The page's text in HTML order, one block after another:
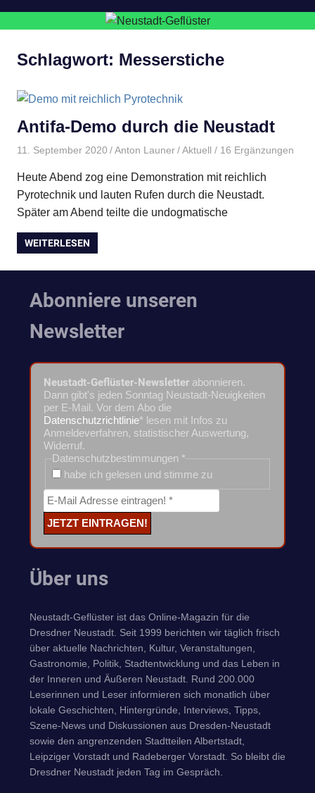
Schlagwort: Messerstiche
Antifa-Demo durch die Neustadt
11. September 2020 Anton Launer Aktuell / 16 Ergänzungen
Heute Abend zog eine Demonstration mit reichlich
Pyrotechnik und lauten Rufen durch die Neustadt.
Später am Abend teilte die undogmatische
WEITERLESEN
Abonniere unseren
Newsletter
Neustadt-Geflüster-Newsletter abonnieren.
Dann gibt's jeden Sonntag Neustadt-Neuigkeiten
per E-Mail. Vor dem Abo die
Datenschutzrichtlinie* lesen mit Infos zu
Anmeldeverfahren, statistischer Auswertung,
Widerruf.
Datenschutzbestimmungen *
habe ich gelesen und stimme zu
Über uns
Neustadt-Geflüster ist das Online-Magazin für die
Dresdner Neustadt. Seit 1999 berichten wir täglich frisch
über aktuelle Nachrichten, Kultur, Veranstaltungen,
Gastronomie, Politik, Stadtentwicklung und das Leben in
der Inneren und Äußeren Neustadt. Rund 200.000
Leserinnen und Leser informieren sich monatlich über
lokale Geschichten, Hintergründe, Interviews, Tipps,
Szene-News und Diskussionen aus Dresden-Neustadt
sowie den angrenzenden Stadtteilen Albertstadt,
Leipziger Vorstadt und Radeberger Vorstadt. So bleibt die
Dresdner Neustadt jeden Tag im Gespräch.